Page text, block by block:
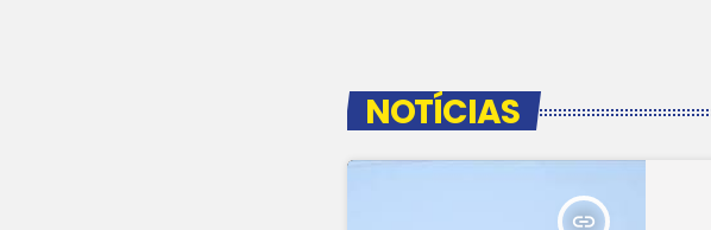
NOTÍCIAS
insert_link